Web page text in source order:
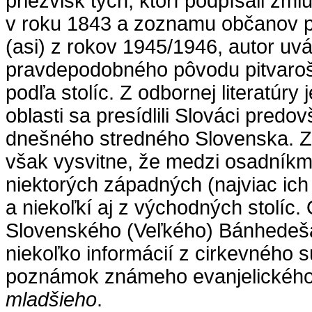
v roku 1843 a zoznamu občanov
(asi) z rokov 1945/1946, autor
pravdepodobného pôvodu
podľa stolíc. Z odbornej literatúry
oblasti sa presídlili Slováci
dnešného stredného Slovenska.
však vysvitne, že medzi
niektorých západných (najviac
a niekoľkí aj z východných stolíc.
Slovenského (Veľkého)
niekoľko informácií z cirkevného
poznámok známeho
mladšieho.